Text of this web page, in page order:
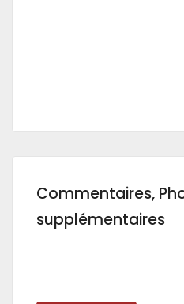
Commentaires,
supplémentaires